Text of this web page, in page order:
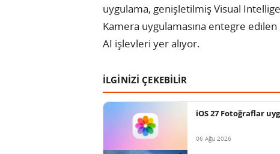
uygulama, genişletilmiş Visual
Kamera uygulamasına entegre
AI işlevleri yer alıyor.
İLGİNİZİ ÇEKEBİLİR
iOS 27 Fotoğraflar
06 Ağu 2026